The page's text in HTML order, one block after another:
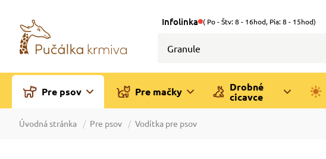
Infolinka ( Po - Štv: 8 - 16hod, Pia: 8 - 15hod)
Pre psov Pre mačky
Drobné
cicavce
Úvodná stránka Pre psov Vodítka pre psov